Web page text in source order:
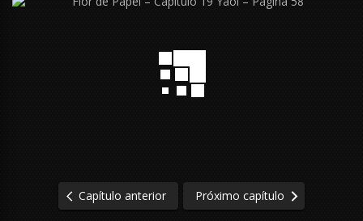
Capítulo anterior Próximo capítulo